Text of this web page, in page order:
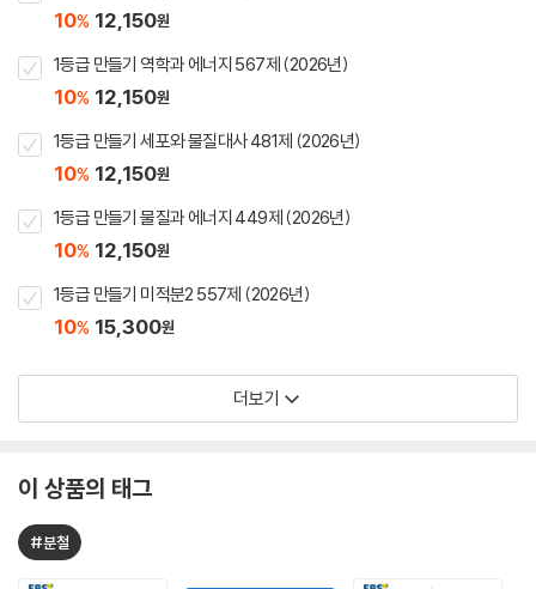
10% 12,150원
1등급 만들기 역학과 에너지 567제 (2026년)
10% 12,150원
1등급 만들기 세포와 물질대사 481제 (2026년)
10% 12,150원
1등급 만들기 물질과 에너지 449제 (2026년)
10% 12,150원
1등급 만들기 미적분2 557제 (2026년)
10% 15,300원
더보기
이 상품의 태그
#분철